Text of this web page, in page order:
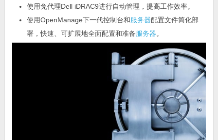
使用免代理Dell iDRAC9进行自动管理，提高工作效率。
使用OpenManage下一代控制台和服务器配置文件简化部
署，快速、可扩展地全面配置和准备服务器。